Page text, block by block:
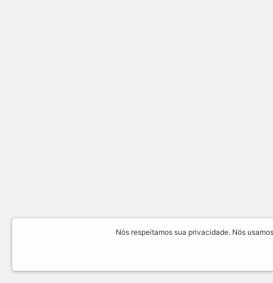
Nós respeitamos sua privacidade. Nós